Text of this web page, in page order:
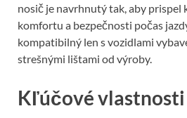
nosič je navrhnutý tak, aby prispel
komfortu a bezpečnosti počas
kompatibilný len s vozidlami
strešnými lištami od výroby.
Kľúčové